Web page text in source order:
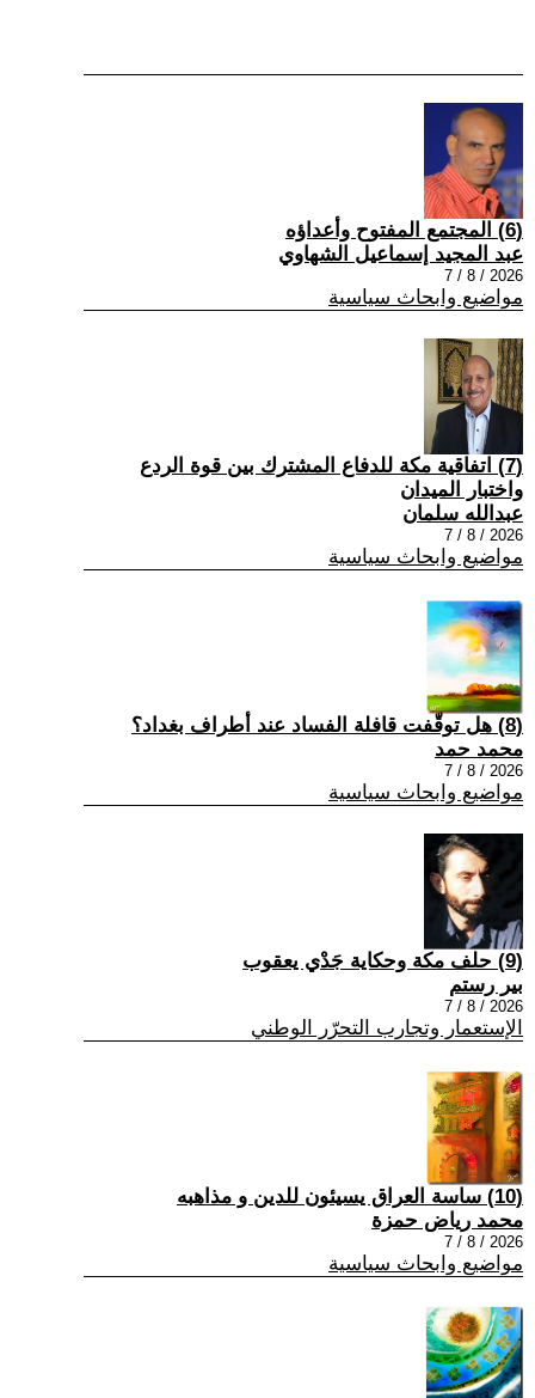
(6) المجتمع المفتوح وأعداؤه
عبد المجيد إسماعيل الشهاوي
2026 / 8 / 7
مواضيع وابحاث سياسية
(7) اتفاقية مكة للدفاع المشترك بين قوة الردع
واختبار الميدان
عبدالله سلمان
2026 / 8 / 7
مواضيع وابحاث سياسية
(8) هل توقّفت قافلة الفساد عند أطراف بغداد؟
محمد حمد
2026 / 8 / 7
مواضيع وابحاث سياسية
(9) حلف مكة وحكاية جَدْي يعقوب
بير رستم
2026 / 8 / 7
الإستعمار وتجارب التحرّر الوطني
(10) ساسة العراق يسيئون للدين و مذاهبه
محمد رياض حمزة
2026 / 8 / 7
مواضيع وابحاث سياسية